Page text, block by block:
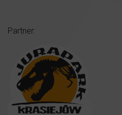
Partner: